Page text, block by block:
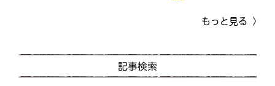
もっと見る
記事検索